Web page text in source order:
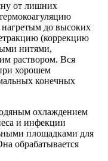
от лишних
до высоких
(коррекцию
нитями,
раствором. Вся
хорошем
конечных
охлаждением
и инфекции
площадками для
обрабатывается